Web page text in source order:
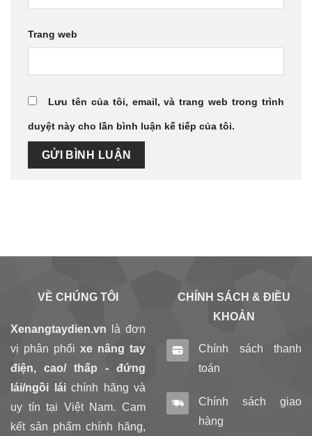
Trang web
Lưu tên của tôi, email, và trang web trong trình
duyệt này cho lần bình luận kế tiếp của tôi.
VỀ CHÚNG TÔI
Xenangtaydien.vn là đơn
vị phân phối xe nâng tay
điện, cao/ thấp - đứng
lái/ngồi láichính hãng và
uy tín tại Việt Nam. Cam
kết sản phẩm chính hãng,
CHÍNH SÁCH & ĐIỀU
KHOẢN
Chính sách thanh
toán
Chính sách giao
hàng